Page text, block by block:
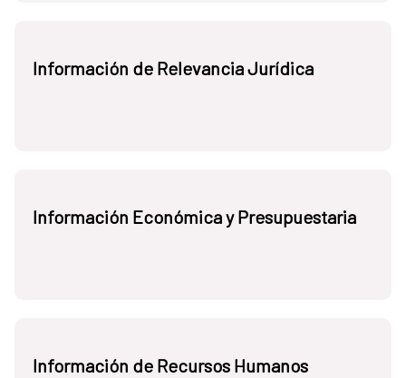
Información de Relevancia Jurídica
Información Económica y Presupuestaria
Información de Recursos Humanos